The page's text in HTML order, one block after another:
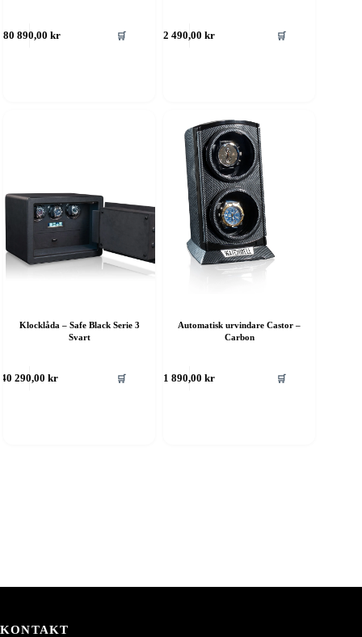
890,00kr 🛒 2 490,00kr 🛒
Klocklåda – Safe Black Serie 3
Svart
40 290,00 kr 🛒
Automatisk urvindare Castor –
Carbon
1 890,00kr 🛒
KONTAKT